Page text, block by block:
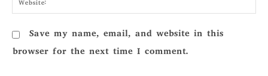
Save my name, email, and website in this
browser for the next time I comment.